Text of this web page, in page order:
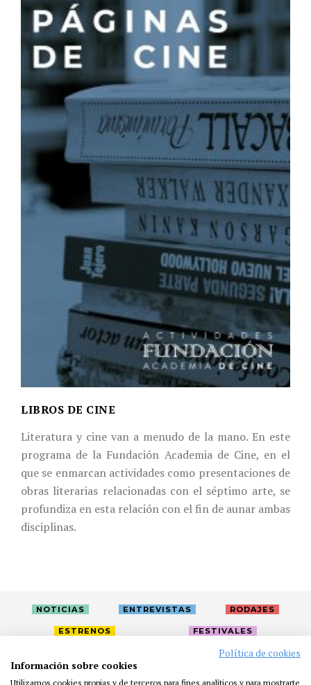
LIBROS DE CINE
Literatura y cine van a menudo de la mano. En este
programa de la Fundación Academia de Cine, en el
que se enmarcan actividades como presentaciones de
obras literarias relacionadas con el séptimo arte, se
profundiza en esta relación con el fin de aunar ambas
disciplinas.
NOTICIAS ENTREVISTAS RODAJES
ESTRENOS FESTIVALES
Política de cookies
Información sobre cookies
Utilizamos cookies propias y de terceros para fines analíticos y para mostrarte